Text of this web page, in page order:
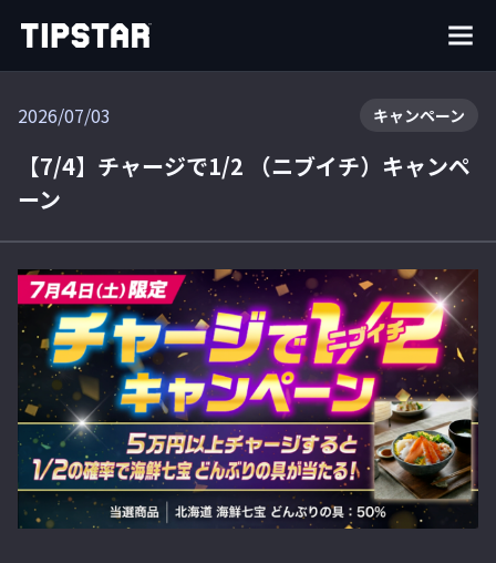
2026/07/03 キャンペーン
【7/4】チャージで1/2 （ニブイチ）キャンペ
ーン